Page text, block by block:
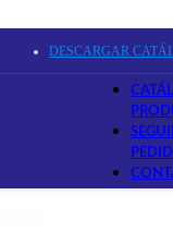
DESCARGAR